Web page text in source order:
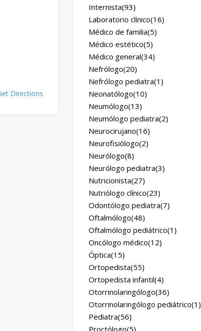
Directions
Internista(93)
Laboratorio clínico(16)
Médico de familia(5)
Médico estético(5)
Médico general(34)
Nefrólogo(20)
Nefrólogo pediatra(1)
Neonatólogo(10)
Neumólogo(13)
Neumólogo pediatra(2)
Neurocirujano(16)
Neurofisiólogo(2)
Neurólogo(8)
Neurólogo pediatra(3)
Nutricionista(27)
Nutriólogo clínico(23)
Odontólogo pediatra(7)
Oftalmólogo(48)
Oftalmólogo pediátrico(1)
Oncólogo médico(12)
Óptica(15)
Ortopedista(55)
Ortopedista infantil(4)
Otorrinolaringólogo(36)
Otorrinolaringólogo pediátrico(1)
Pediatra(56)
Proctólogo(5)